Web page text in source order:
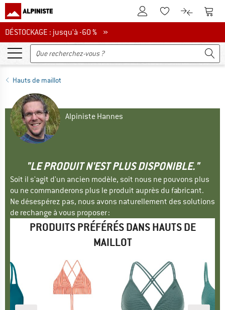
Vers le compte client
Vers la liste
Vers le
DÉSTOCKAGE : jusqu'à -60 %
DÉSTOCKAGE : jusqu'à -60 % »
Hauts de maillot
Alpiniste Hannes
"LE PRODUIT N'EST PLUS DISPONIBLE."
Soit il s'agit d'un ancien modèle, soit nous ne pouvons plus
ou ne commanderons plus le produit auprès du fabricant.
Ne désespérez pas, nous avons naturellement des solutions
de rechange à vous proposer :
PRODUITS PRÉFÉRÉS DANS HAUTS DE
MAILLOT